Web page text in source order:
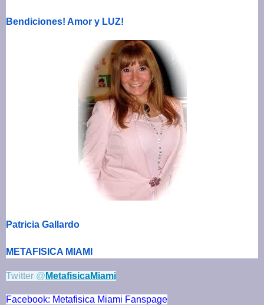
Bendiciones! Amor y LUZ!
Patricia Gallardo
METAFISICA MIAMI
Twitter @ MetafisicaMiami
Facebook: Metafisica Miami Fanspage